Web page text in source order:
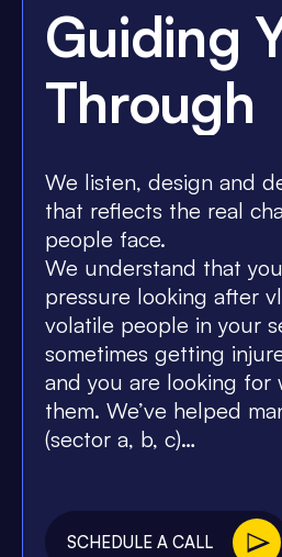
Guiding
Through
We listen, design and
that reflects the real
people face.
We understand that
pressure looking after
volatile people in your
sometimes getting
and you are looking for
them. We’ve helped
(sector a, b, c)…
SCHEDULE A CALL